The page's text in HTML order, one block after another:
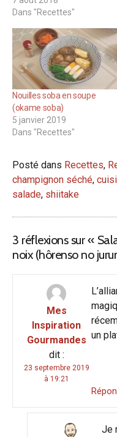
Dans "Recettes"
Nouilles soba en soupe
(okame soba)
5 janvier 2019
Dans "Recettes"
Posté dans Recettes,
champignon séché,
salade, shiitake
3 réflexions sur «
noix (hôrenso no
Mes
Inspiration
Gourmandes
dit :
23 septembre 2019
à 19:21
un
Je